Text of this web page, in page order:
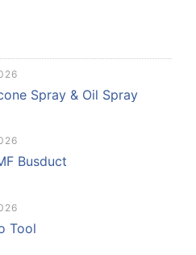
Spray & Oil Spray
Busduct
Tool